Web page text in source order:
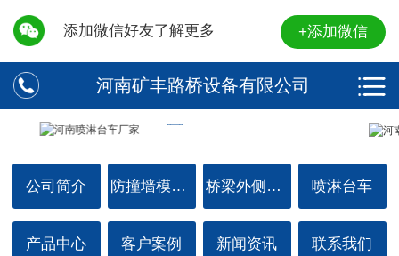
添加微信好友了解更多 +添加微信
河南矿丰路桥设备有限公司
公司简介 防撞墙模板台车 桥梁外侧施工台车 喷淋台车
产品中心 客户案例 新闻资讯 联系我们